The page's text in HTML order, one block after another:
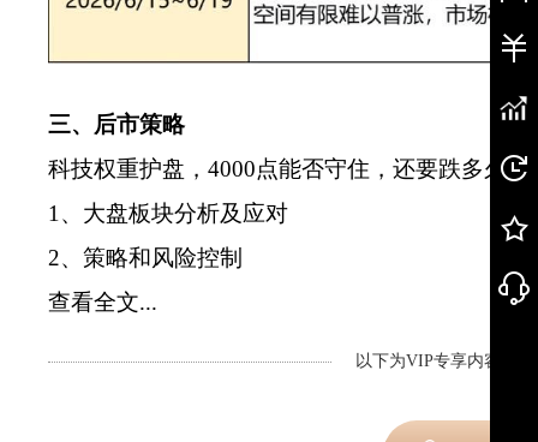
三、后市策略
科技权重护盘，4000点能否守住，还要跌多久，
1、大盘板块分析及应对
2、策略和风险控制
查看全文...
以下为VIP专享内容，剩